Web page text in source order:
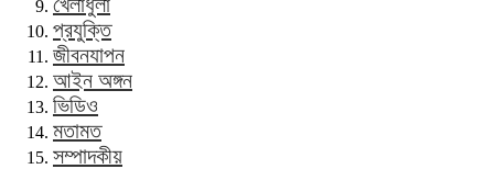
প্রযুক্তি
জীবনযাপন
আইন অঙ্গন
ভিডিও
মতামত
সম্পাদকীয়